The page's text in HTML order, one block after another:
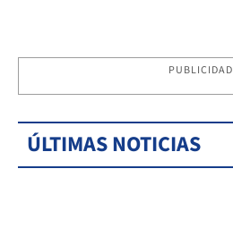
PUBLICIDAD
ÚLTIMAS NOTICIAS